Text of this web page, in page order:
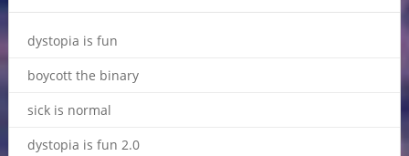
dystopia is fun
boycott the binary
sick is normal
dystopia is fun 2.0